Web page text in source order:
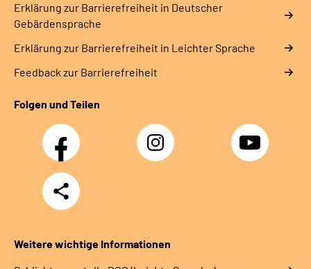
Erklärung zur Barrierefreiheit in Deutscher
Gebärdensprache
Erklärung zur Barrierefreiheit in Leichter Sprache
Feedback zur Barrierefreiheit
Folgen und Teilen
Facebook Instagram YouTube
Teilen
Weitere wichtige Informationen